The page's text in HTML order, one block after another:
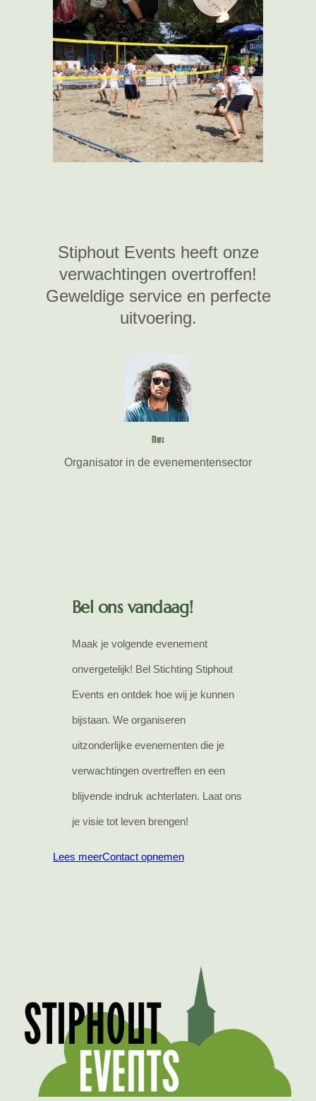
Stiphout Events heeft onze
verwachtingen overtroffen!
Geweldige service en perfecte
uitvoering.
Marc
Organisator in de evenementensector
Bel ons vandaag!
Maak je volgende evenement
onvergetelijk! Bel Stichting Stiphout
Events en ontdek hoe wij je kunnen
bijstaan. We organiseren
uitzonderlijke evenementen die je
verwachtingen overtreffen en een
blijvende indruk achterlaten. Laat ons
je visie tot leven brengen!
Lees meerContact opnemen